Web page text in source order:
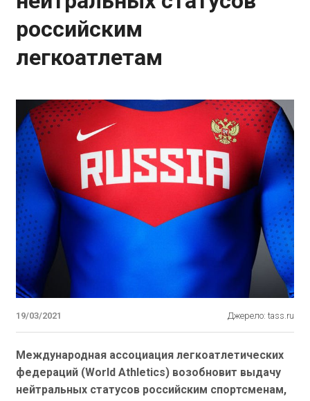
российским
легкоатлетам
19/03/2021 Джерело: tass.ru
Международная ассоциация легкоатлетических
федераций (World Athletics) возобновит выдачу
нейтральных статусов российским спортсменам,